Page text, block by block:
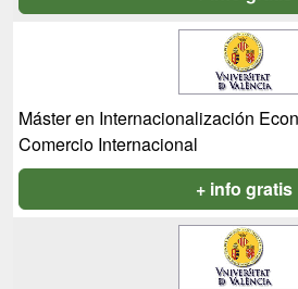
Máster en Internacionalización
Comercio Internacional
+ info gratis